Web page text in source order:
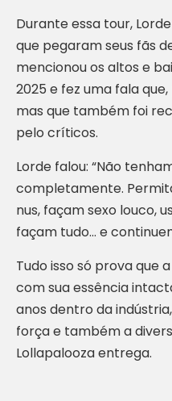
Durante essa tour,
que pegaram seus fãs
mencionou os altos e
2025 e fez uma fala
mas que também foi
pelo críticos.
Lorde falou: “Não
completamente.
nus, façam sexo louco,
façam tudo… e
Tudo isso só prova que
com sua essência
anos dentro da
força e também a
Lollapalooza entrega.